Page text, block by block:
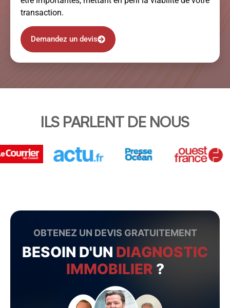
transaction.
Demandez un devis
ILS PARLENT DE NOUS
OBTENEZ UN DEVIS GRATUITEMENT
BESOIN D'UN DIAGNOSTIC
IMMOBILIER ?